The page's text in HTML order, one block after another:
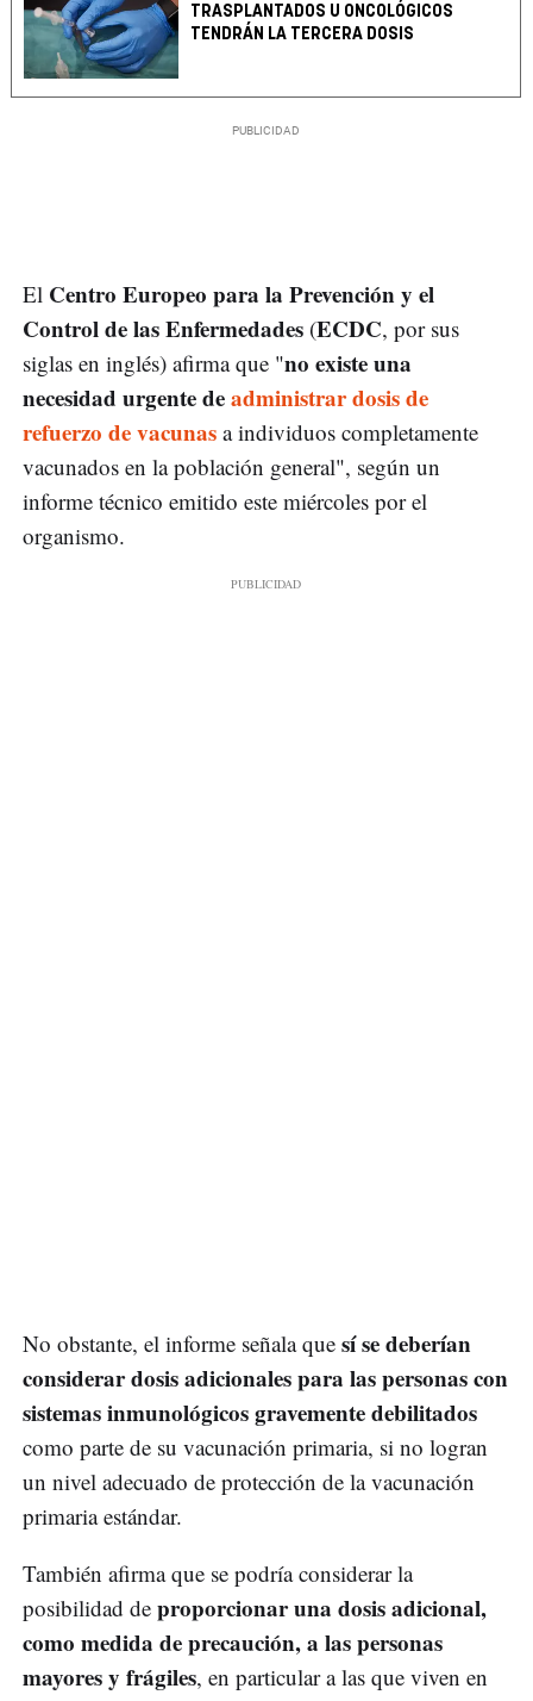
TRASPLANTADOS U ONCOLÓGICOS
TENDRÁN LA TERCERA DOSIS
El Centro Europeo para la Prevención y el
Control de las Enfermedades (ECDC, por sus
siglas en inglés) afirma que "no existe una
necesidad urgente deadministrar dosis de
refuerzo de vacunas a individuos completamente
vacunados en la población general", según un
informe técnico emitido este miércoles por el
organismo.
No obstante, el informe señala que sí se deberían
considerar dosis adicionales para las personas con
sistemas inmunológicos gravemente debilitados
como parte de su vacunación primaria, si no logran
un nivel adecuado de protección de la vacunación
primaria estándar.
También afirma que se podría considerar la
posibilidad de proporcionar una dosis adicional,
como medida de precaución, a las personas
mayores y frágiles, en particular a las que viven en